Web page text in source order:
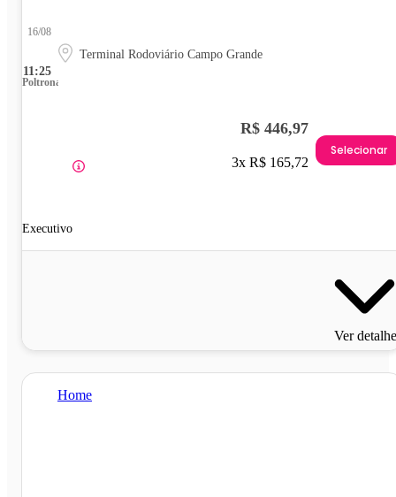
11:25
16/08
Terminal Rodoviário Campo Grande
Poltrona
Executivo
R$ 446,97
3x R$ 165,72
Selecionar
Ver
Home